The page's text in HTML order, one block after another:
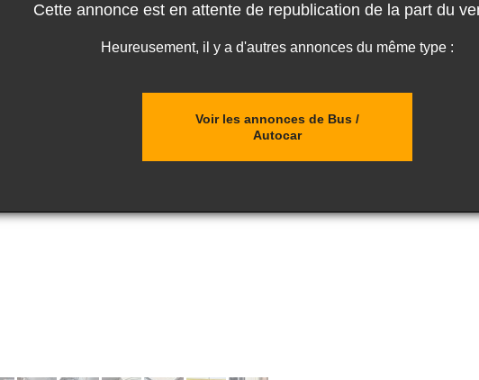
Cette annonce est en attente de republication de la part du
Heureusement, il y a d'autres annonces du même type :
Voir les annonces de Bus /
Autocar